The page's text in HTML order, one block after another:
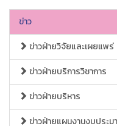
ข่าว
ข่าวฝ่ายวิจัยและเผยแพร่
ข่าวฝ่ายบริการวิชาการ
ข่าวฝ่ายบริหาร
ข่าวฝ่ายแผนงานงบประ